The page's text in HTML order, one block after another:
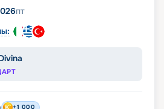
пт
+1 000